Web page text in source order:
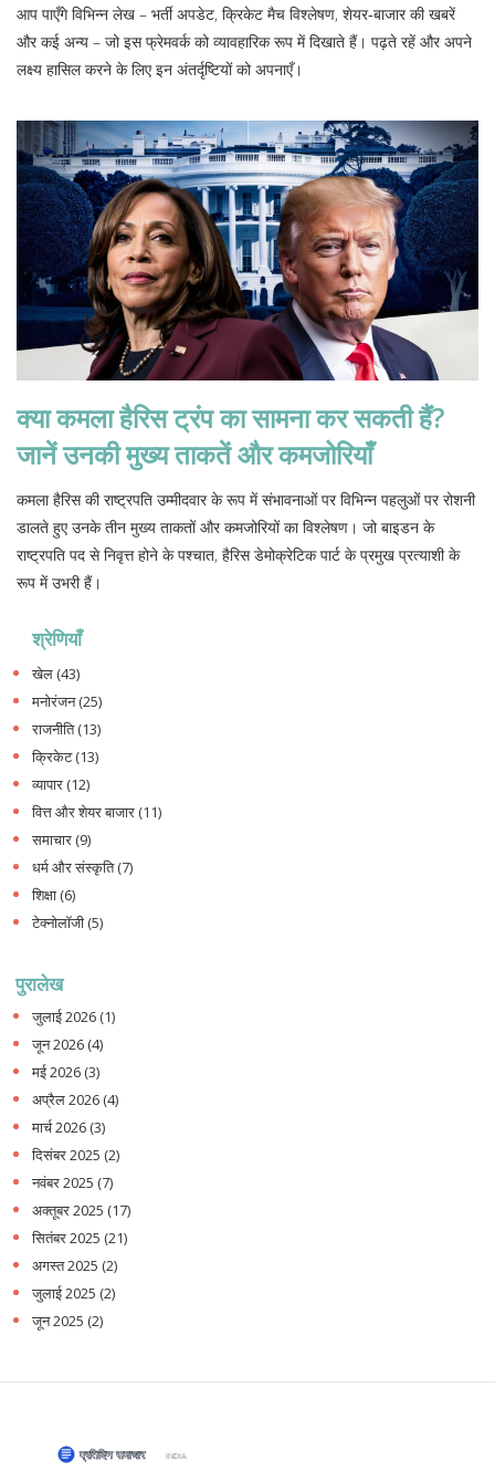
आप पाएँगे विभिन्न लेख – भर्ती अपडेट, क्रिकेट मैच विश्लेषण, शेयर‑बाजार की खबरें
और कई अन्य – जो इस फ्रेमवर्क को व्यावहारिक रूप में दिखाते हैं। पढ़ते रहें और अपने
लक्ष्य हासिल करने के लिए इन अंतर्दृष्टियों को अपनाएँ।
क्या कमला हैरिस ट्रंप का सामना कर सकती हैं?
जानें उनकी मुख्य ताकतें और कमजोरियाँ
कमला हैरिस की राष्ट्रपति उम्मीदवार के रूप में संभावनाओं पर विभिन्न पहलुओं पर रोशनी
डालते हुए उनके तीन मुख्य ताकतों और कमजोरियों का विश्लेषण। जो बाइडन के
राष्ट्रपति पद से निवृत्त होने के पश्चात, हैरिस डेमोक्रेटिक पार्ट के प्रमुख प्रत्याशी के
रूप में उभरी हैं।
श्रेणियाँ
खेल (43)
मनोरंजन(25)
राजनीति(13)
क्रिकेट(13)
व्यापार (12)
वित्त और शेयर बाजार (11)
समाचार (9)
धर्म और संस्कृति(7)
शिक्षा (6)
टेक्नोलॉजी (5)
पुरालेख
जुलाई 2026 (1)
जून 2026 (4)
मई 2026 (3)
अप्रैल 2026 (4)
मार्च 2026 (3)
दिसंबर 2025 (2)
नवंबर 2025 (7)
अक्तूबर 2025 (17)
सितंबर 2025 (21)
अगस्त 2025 (2)
जुलाई 2025 (2)
जून 2025 (2)